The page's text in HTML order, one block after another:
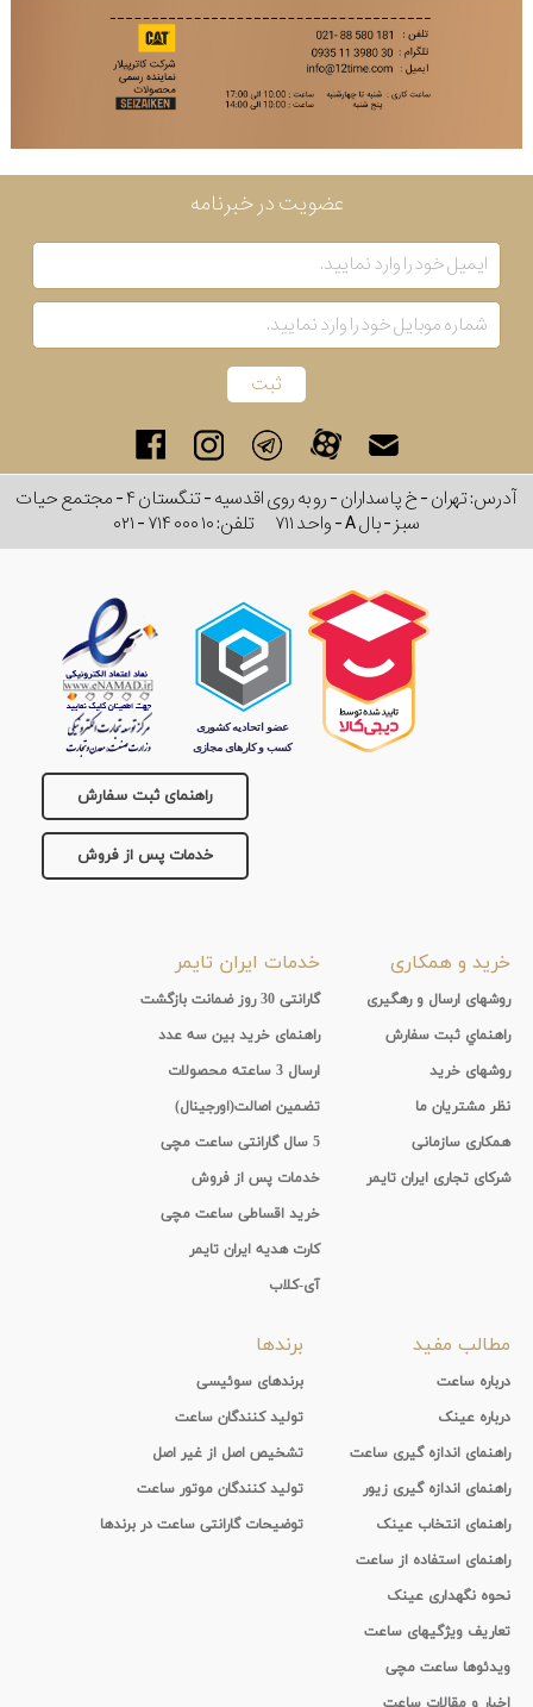
عضویت در خبرنامه
آدرس: تهران - خ پاسداران - رو به روی اقدسیه - تنگستان ۴ - مجتمع حیات
سبز - بال A - واحد ۷۱۱
تلفن:۰۲۱ - ۷۱۴ ۰۰۰ ۱۰
راهنمای ثبت سفارش
خدمات پس از فروش
خرید و همکاری
روشهای ارسال و رهگیری
راهنماي ثبت سفارش
روشهای خرید
نظر مشتریان ما
همکاری سازمانی
شرکای تجاری ایران تایمر
خدمات ایران تایمر
گارانتی 30 روز ضمانت بازگشت
راهنمای خرید بین سه عدد
ارسال 3 ساعته محصولات
تضمین اصالت(اورجینال)
5 سال گارانتی ساعت مچی
خدمات پس از فروش
خرید اقساطی ساعت مچی
کارت هدیه ایران تایمر
آی-کلاب
مطالب مفید
درباره ساعت
درباره عینک
راهنمای اندازه گیری ساعت
راهنمای اندازه گیری زیور
راهنمای انتخاب عینک
راهنمای استفاده از ساعت
نحوه نگهداری عینک
تعاریف ویژگیهای ساعت
ویدئوها ساعت مچی
برندها
برندهای سوئیسی
تولید کنندگان ساعت
تشخیص اصل از غیر اصل
تولید کنندگان موتور ساعت
توضیحات گارانتی ساعت در برندها